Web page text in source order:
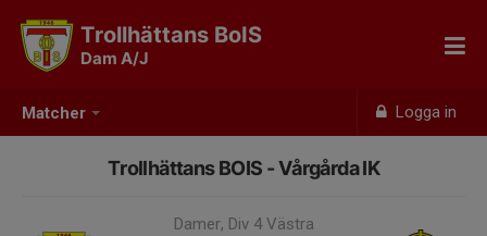
Matcher Logga in
Trollhättans BoIS
Dam A/J
Trollhättans BOIS - Vårgårda IK
Damer, Div 4 Västra